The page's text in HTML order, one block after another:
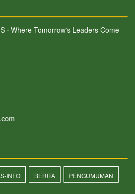
⋅ Where Tomorrow's Leaders Come
INFO BERITA PENGUMUMAN